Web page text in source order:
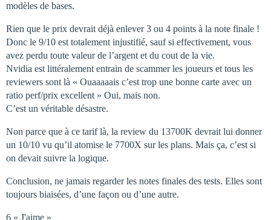
modèles de bases.
Rien que le prix devrait déjà enlever 3 ou 4 points à la note finale !
Donc le 9/10 est totalement injustifié, sauf si effectivement, vous
avez perdu toute valeur de l’argent et du cout de la vie.
Nvidia est littéralement entrain de scammer les joueurs et tous les
reviewers sont là « Ouaaaaais c’est trop une bonne carte avec un
ratio perf/prix excellent » Oui, mais non.
C’est un véritable désastre.
Non parce que à ce tarif là, la review du 13700K devrait lui donner
un 10/10 vu qu’il atomise le 7700X sur les plans. Mais ça, c’est si
on devait suivre la logique.
Conclusion, ne jamais regarder les notes finales des tests. Elles sont
toujours biaisées, d’une façon ou d’une autre.
6 « J'aime »